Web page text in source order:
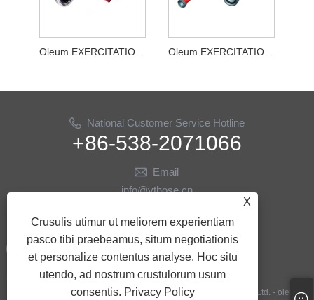
Oleum EXERCITATIO Maximum robur flexibile Cubitus Oleum EXERCITATIO brevis Circuit
National Customer Service Hotline
+86-538-2071066
Email
info@ythose.cn
US
Copyright © MMXXIII Shandong Yitai Hydraulic Technology Co., Ltd. - oleum
X
Crusulis utimur ut meliorem experientiam
pasco tibi praebeamus, situm negotiationis
et personalize contentus analyse. Hoc situ
utendo, ad nostrum crustulorum usum
consentis. Privacy Policy